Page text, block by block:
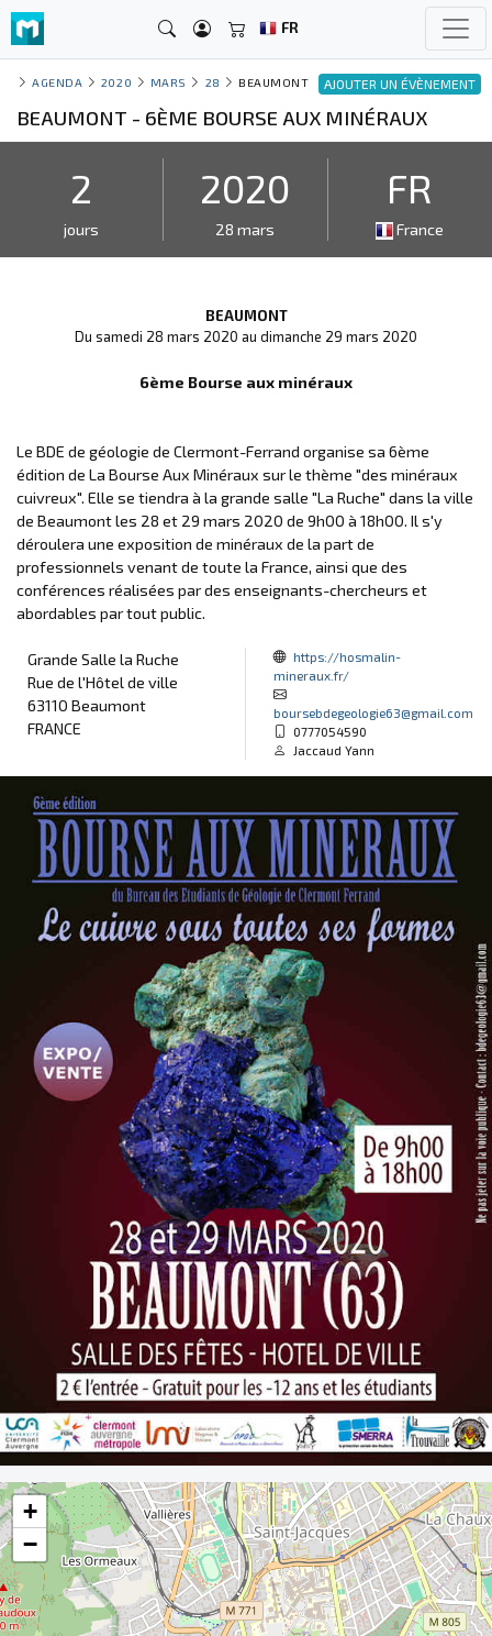
FR
AJOUTER UN ÉVÈNEMENT
AGENDA 2020 MARS 28 BEAUMONT
BEAUMONT - 6ÈME BOURSE AUX MINÉRAUX
2
jours
2020
28 mars
FR
France
BEAUMONT
Du samedi 28 mars 2020 au dimanche 29 mars 2020
6ème Bourse aux minéraux
Le BDE de géologie de Clermont-Ferrand organise sa 6ème
édition de La Bourse Aux Minéraux sur le thème "des minéraux
cuivreux". Elle se tiendra à la grande salle "La Ruche" dans la ville
de Beaumont les 28 et 29 mars 2020 de 9h00 à 18h00. Il s'y
déroulera une exposition de minéraux de la part de
professionnels venant de toute la France, ainsi que des
conférences réalisées par des enseignants-chercheurs et
abordables par tout public.
Grande Salle la Ruche
Rue de l'Hôtel de ville
63110 Beaumont
FRANCE
https://hosmalin-
mineraux.fr/
boursebdegeologie63@gmail.com
0777054590
Jaccaud Yann
+
−